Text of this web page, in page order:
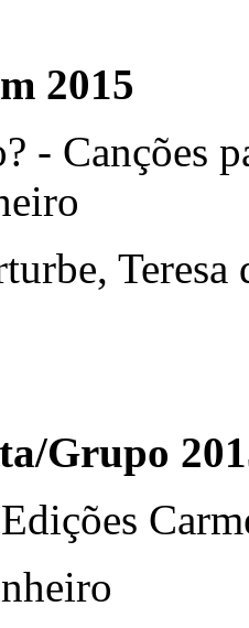
2015
- Canções
Grupo